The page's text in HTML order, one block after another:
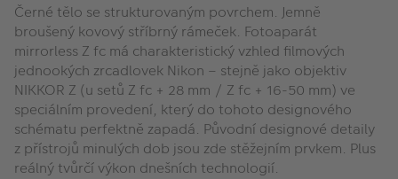
Černé tělo se strukturovaným povrchem. Jemně
broušený kovový stříbrný rámeček. Fotoaparát
mirrorless Z fc má charakteristický vzhled filmových
jednookých zrcadlovek Nikon – stejně jako objektiv
NIKKOR Z (u setů Z fc + 28 mm / Z fc + 16-50 mm) ve
speciálním provedení, který do tohoto designového
schématu perfektně zapadá. Původní designové detaily
z přístrojů minulých dob jsou zde stěžejním prvkem. Plus
reálný tvůrčí výkon dnešních technologií.